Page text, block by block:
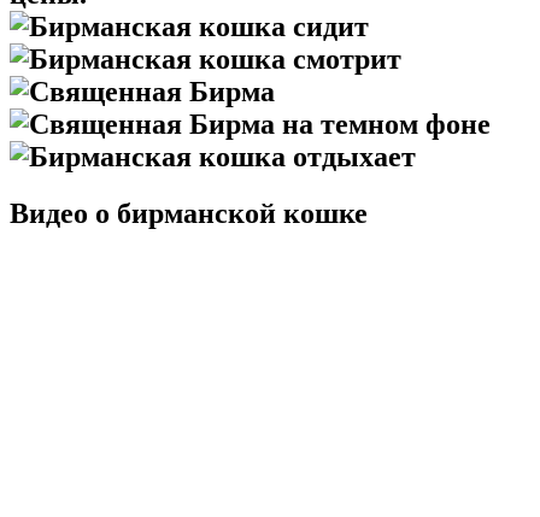
Видео о бирманской кошке